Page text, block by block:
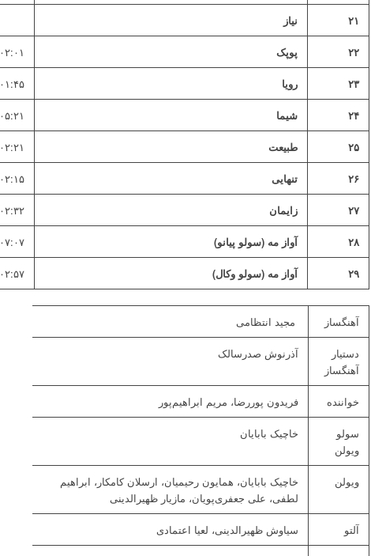
۲۱ نیاز
۲۲ پوپک ۰۲:۰۱
۲۳ رویا ۰۱:۴۵
۲۴ شیما ۰۵:۲۱
۲۵ طبیعت ۰۲:۲۱
۲۶ تنهایی ۰۲:۱۵
۲۷ زایمان ۰۲:۳۲
۲۸ آواز مه (سولو پیانو) ۰۷:۰۷
۲۹ آواز مه (سولو وکال) ۰۲:۵۷
آهنگساز مجید انتظامی
دستیار
آهنگساز
آذرنوش صدرسالک
خواننده فریدون پوررضا، مریم ابراهیم‌پور
سولو
ویولن
خاچیک بابایان
ویولن
خاچیک بابایان، همایون رحیمیان، ارسلان کامکار، ابراهیم
لطفی، علی جعفری‌پویان، مازیار ظهیرالدینی
آلتو سیاوش ظهیرالدینی، لعیا اعتمادی